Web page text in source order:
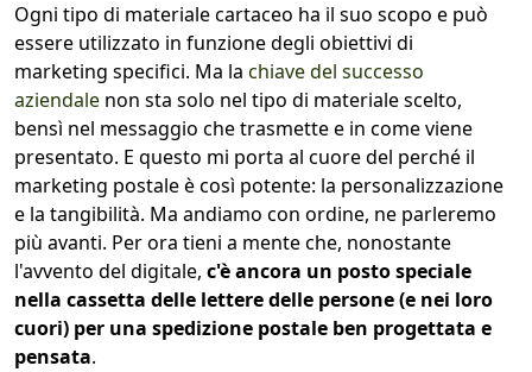
Ogni tipo di materiale cartaceo ha il suo scopo e può
essere utilizzato in funzione degli obiettivi di
marketing specifici. Ma la chiave del successo
aziendale non sta solo nel tipo di materiale scelto,
bensì nel messaggio che trasmette e in come viene
presentato. E questo mi porta al cuore del perché il
marketing postale è così potente: la personalizzazione
e la tangibilità. Ma andiamo con ordine, ne parleremo
più avanti. Per ora tieni a mente che, nonostante
l'avvento del digitale, c'è ancora un posto speciale
nella cassetta delle lettere delle persone (e nei loro
cuori) per una spedizione postale ben progettata e
pensata.